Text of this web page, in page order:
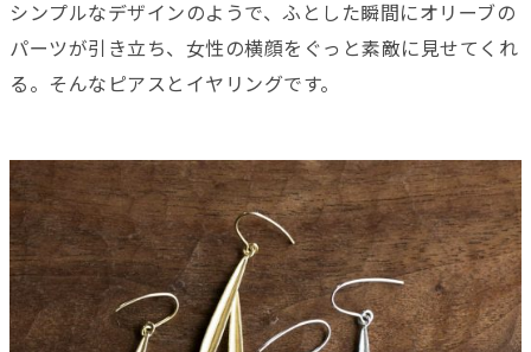
シンプルなデザインのようで、ふとした瞬間にオリーブの
パーツが引き立ち、女性の横顔をぐっと素敵に見せてくれ
る。そんなピアスとイヤリングです。